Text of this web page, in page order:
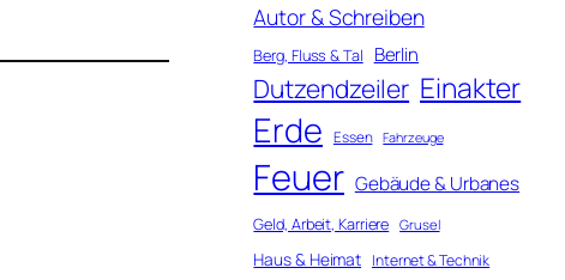
Autor & Schreiben
Berg, Fluss & Tal Berlin
Dutzendzeiler Einakter
Erde Essen Fahrzeuge
Feuer Gebäude & Urbanes
Geld, Arbeit, Karriere Grusel
Haus & Heimat Internet & Technik